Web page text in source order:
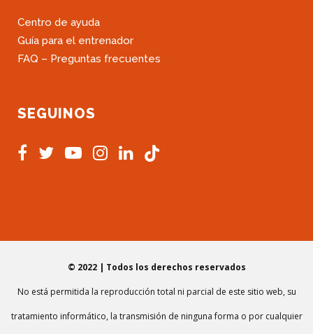
Centro de ayuda
Guía para el entrenador
FAQ – Preguntas frecuentes
SEGUINOS
© 2022 | Todos los derechos reservados
No está permitida la reproducción total ni parcial de este sitio web, su
tratamiento informático, la transmisión de ninguna forma o por cualquier